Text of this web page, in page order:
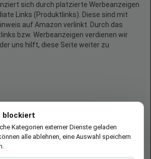
sich durch platzierte Werbeanzeigen
Links (Produktlinks). Diese sind mit
auf Amazon verlinkt. Durch das
bzw. Werbeanzeigen verdienen wir
uns hilft, diese Seite weiter zu
der Seitenbetreiber an qualifizierten
Verfügbarkeiten
blockiert
Kategorien externer Dienste geladen
alle ablehnen, eine Auswahl speichern